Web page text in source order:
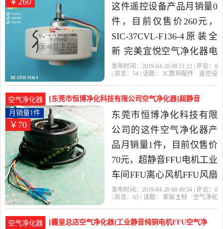
气净化器，由广东 东莞发
货。
这件遥控设备产品月销量0
件，目前仅售价260元，
SIC-37CVL-F136-4原装全
新 完美宜悦空气净化器电
机是2019年原厂空调配件
当中性价比很高的遥控设
备，由福建 厦门发货。
发布时间：2019-04-28 08:51:23 | 评论： 0
| 浏览：54 | 话题： 3C数码配件
遥控设
空气净化器
[东莞市恒博净化科技有限公司空气净化器]超静音
FFU电机工业车间FFU离心风月销量1件仅售70元
￥70
月销量1件
东莞市恒博净化科技有限
公司的这件空气净化器产
品月销量1件，目前仅售价
70元，超静音FFU电机工业
车间FFU离心风机FFU风扇
FFU空气净化器专用电机是
技有限公司精选家装主材
发布时间：2019-04-28 08:49:34 | 评论： 0
| 浏览： 65| 话题： 家装主材
空气净化
空气净化器
[霾皇总店空气净化器]工业静音纯铜电机FFU空气净